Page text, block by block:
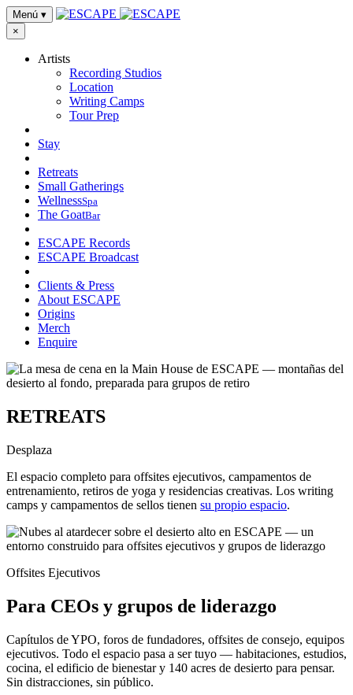
Menú ▾
×
Artists
Recording Studios
Location
Writing Camps
Tour Prep
Stay
Retreats
Small Gatherings
WellnessSpa
The GoatBar
ESCAPE Records
ESCAPE Broadcast
Clients & Press
About ESCAPE
Origins
Merch
Enquire
RETREATS
Desplaza
El espacio completo para offsites ejecutivos, campamentos de
entrenamiento, retiros de yoga y residencias creativas. Los writing
camps y campamentos de sellos tienen su propio espacio.
Offsites Ejecutivos
Para CEOs y grupos de liderazgo
Capítulos de YPO, foros de fundadores, offsites de consejo, equipos
ejecutivos. Todo el espacio pasa a ser tuyo — habitaciones, estudios,
cocina, el edificio de bienestar y 140 acres de desierto para pensar.
Sin distracciones, sin público.